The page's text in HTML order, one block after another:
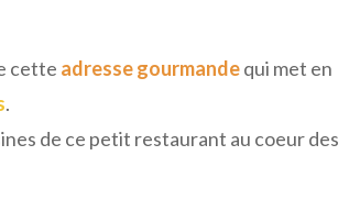
cette adresse gourmandequi met en
.
de ce petit restaurant au coeur des